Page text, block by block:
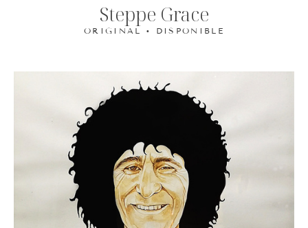
Steppe Grace
ORIGINAL • DISPONIBLE